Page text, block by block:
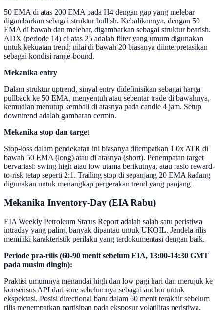
50 EMA di atas 200 EMA pada H4 dengan gap yang melebar
digambarkan sebagai struktur bullish. Kebalikannya, dengan 50
EMA di bawah dan melebar, digambarkan sebagai struktur bearish.
ADX (periode 14) di atas 25 adalah filter yang umum digunakan
untuk kekuatan trend; nilai di bawah 20 biasanya diinterpretasikan
sebagai kondisi range-bound.
Mekanika entry
Dalam struktur uptrend, sinyal entry didefinisikan sebagai harga
pullback ke 50 EMA, menyentuh atau sebentar trade di bawahnya,
kemudian menutup kembali di atasnya pada candle 4 jam. Setup
downtrend adalah gambaran cermin.
Mekanika stop dan target
Stop-loss dalam pendekatan ini biasanya ditempatkan 1,0x ATR di
bawah 50 EMA (long) atau di atasnya (short). Penempatan target
bervariasi: swing high atau low utama berikutnya, atau rasio reward-
to-risk tetap seperti 2:1. Trailing stop di sepanjang 20 EMA kadang
digunakan untuk menangkap pergerakan trend yang panjang.
Mekanika Inventory-Day (EIA Rabu)
EIA Weekly Petroleum Status Report adalah salah satu peristiwa
intraday yang paling banyak dipantau untuk UKOIL. Jendela rilis
memiliki karakteristik perilaku yang terdokumentasi dengan baik.
Periode pra-rilis (60-90 menit sebelum EIA, 13:00-14:30 GMT
pada musim dingin):
Praktisi umumnya menandai high dan low pagi hari dan merujuk ke
konsensus API dari sore sebelumnya sebagai anchor untuk
ekspektasi. Posisi directional baru dalam 60 menit terakhir sebelum
rilis menempatkan partisipan pada eksposur volatilitas peristiwa.